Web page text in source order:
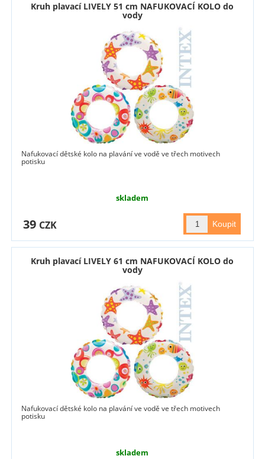
Kruh plavací LIVELY 51 cm NAFUKOVACÍ KOLO do
vody
Nafukovací dětské kolo na plavání ve vodě ve třech motivech
potisku
skladem
39 CZK
Kruh plavací LIVELY 61 cm NAFUKOVACÍ KOLO do
vody
Nafukovací dětské kolo na plavání ve vodě ve třech motivech
potisku
skladem